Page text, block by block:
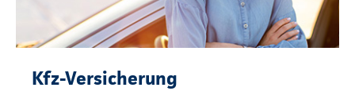
Kfz-Versicherung